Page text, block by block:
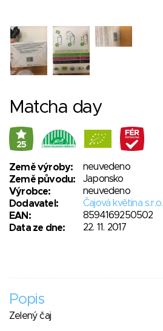
Matcha day
25
Země výroby:
neuvedeno
Země původu:
Japonsko
Výrobce:
neuvedeno
Dodavatel:
Čajová květina s.r.o.
EAN:
8594169250502
Data ze dne:
22. 11. 2017
Popis
Zelený čaj